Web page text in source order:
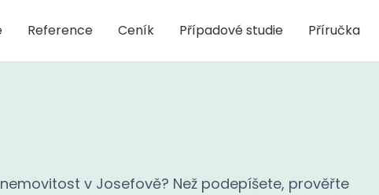
Reference Ceník Případové studie Příručka
v Josefově? Než podepíšete, prověřte